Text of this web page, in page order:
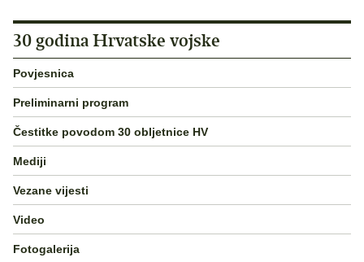
30 godina Hrvatske vojske
Povjesnica
Preliminarni program
Čestitke povodom 30 obljetnice HV
Mediji
Vezane vijesti
Video
Fotogalerija